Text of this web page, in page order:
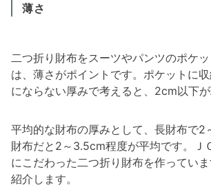
薄さ
二つ折り財布をスーツやパンツのポケ
は、薄さがポイントです。ポケットに
にならない厚みで考えると、2cm以下が
平均的な財布の厚みとして、長財布で2
財布だと2～3.5cm程度が平均です。Ｊ
にこだわった二つ折り財布を作ってい
紹介します。